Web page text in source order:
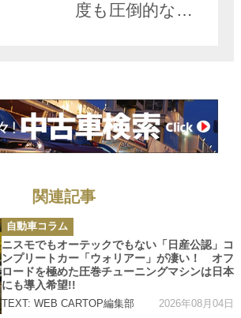
度も圧倒的な
択肢として要注
目!!
関連記事
カ
テ
ゴ
リ
ー
自動車コラム
ニスモでもオーテックでもない「日産公認」コ
ンプリートカー「ウォリアー」が凄い！ オフ
ロードを極めた圧巻チューニングマシンは日本
にも導入希望!!
TEXT: WEB CARTOP編集部 2026年08月04日